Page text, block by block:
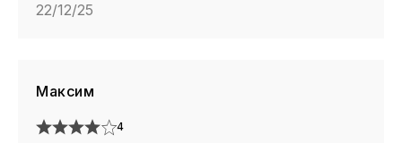
22/12/25
Максим
4